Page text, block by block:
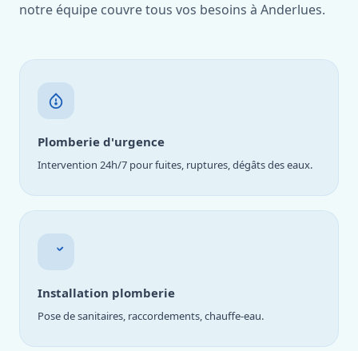
notre équipe couvre tous vos besoins à Anderlues.
Plomberie d'urgence
Intervention 24h/7 pour fuites, ruptures, dégâts des eaux.
Installation plomberie
Pose de sanitaires, raccordements, chauffe-eau.